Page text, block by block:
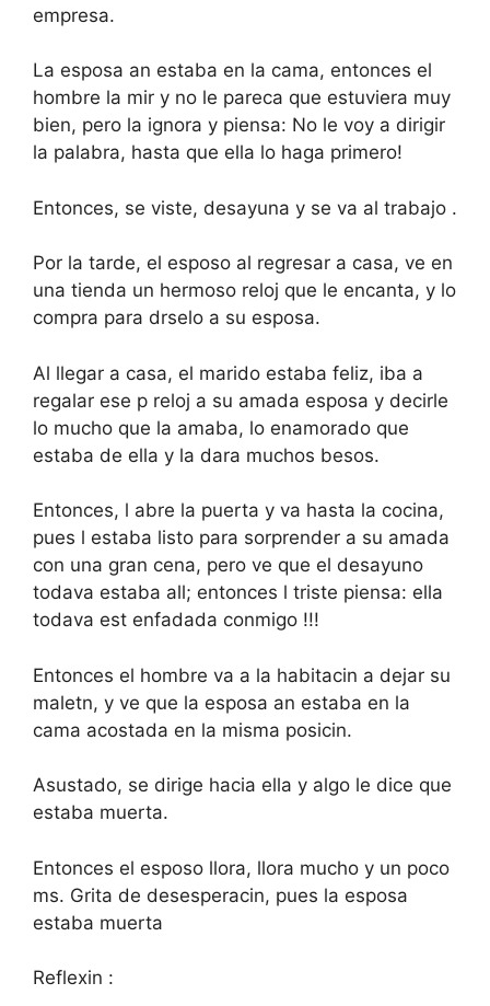
empresa.
La esposa an estaba en la cama, entonces el
hombre la mir y no le pareca que estuviera muy
bien, pero la ignora y piensa: No le voy a dirigir
la palabra, hasta que ella lo haga primero!
Entonces, se viste, desayuna y se va al trabajo .
Por la tarde, el esposo al regresar a casa, ve en
una tienda un hermoso reloj que le encanta, y lo
compra para drselo a su esposa.
Al llegar a casa, el marido estaba feliz, iba a
regalar ese p reloj a su amada esposa y decirle
lo mucho que la amaba, lo enamorado que
estaba de ella y la dara muchos besos.
Entonces, l abre la puerta y va hasta la cocina,
pues l estaba listo para sorprender a su amada
con una gran cena, pero ve que el desayuno
todava estaba all; entonces l triste piensa: ella
todava est enfadada conmigo !!!
Entonces el hombre va a la habitacin a dejar su
maletn, y ve que la esposa an estaba en la
cama acostada en la misma posicin.
Asustado, se dirige hacia ella y algo le dice que
estaba muerta.
Entonces el esposo llora, llora mucho y un poco
ms. Grita de desesperacin, pues la esposa
estaba muerta
Reflexin :